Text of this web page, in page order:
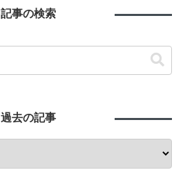
記事の検索
過去の記事